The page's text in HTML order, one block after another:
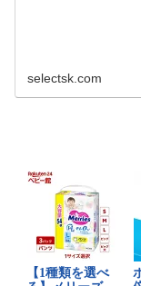
selectsk.com